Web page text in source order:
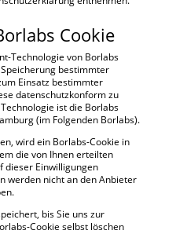
Cookie
Technologie von Borlabs
bestimmter
Einsatz bestimmter
datenschutzkonform zu
ist die Borlabs
(im Folgenden Borlabs).
wird ein Borlabs-Cookie in
die von Ihnen erteilten
dieser Einwilligungen
werden nicht an den Anbieter
bis Sie uns zur
Cookie selbst löschen